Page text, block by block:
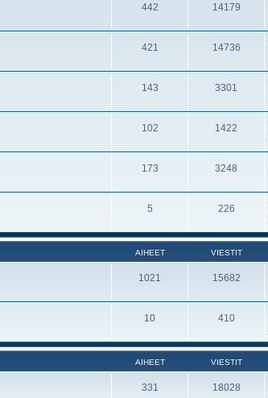
442 14179
421 14736
143 3301
102 1422
173 3248
5 226
AIHEET VIESTIT
1021 15682
10 410
AIHEET VIESTIT
331 18028